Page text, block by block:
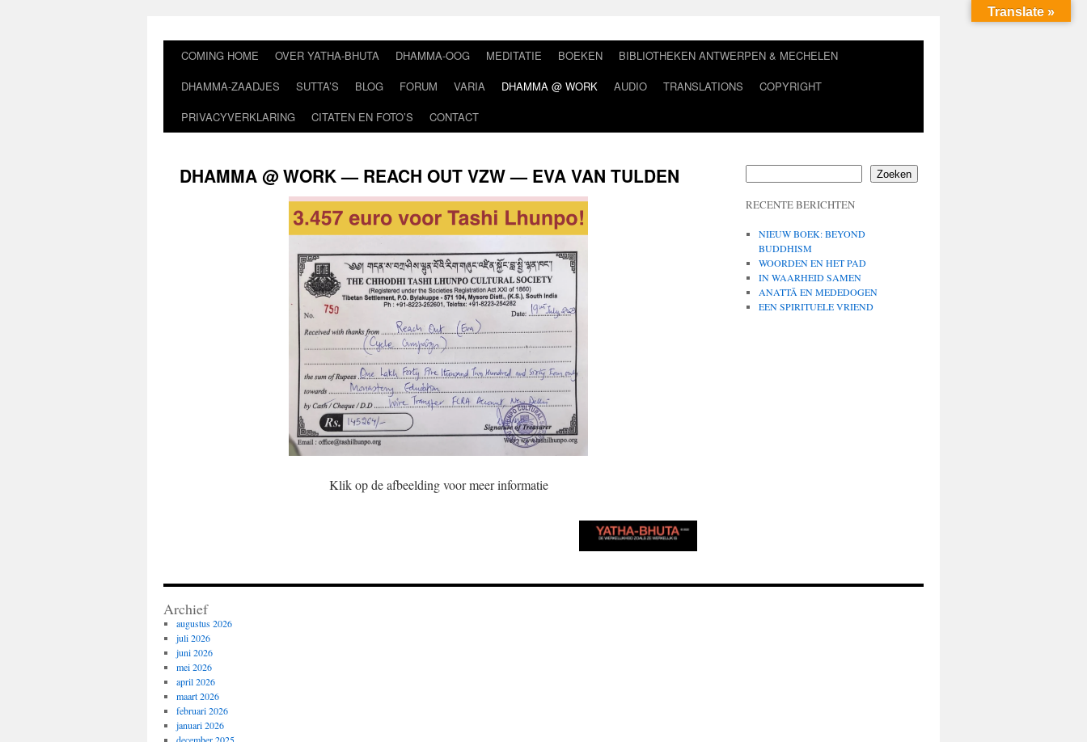
COMING HOME OVER YATHA-BHUTA DHAMMA-OOG MEDITATIE BOEKEN
BIBLIOTHEKEN ANTWERPEN & MECHELEN
DHAMMA-ZAADJES
SUTTA’S BLOG FORUM VARIA DHAMMA @ WORK AUDIO TRANSLATIONS
COPYRIGHT
PRIVACYVERKLARING
CITATEN EN FOTO’S CONTACT
DHAMMA @ WORK — REACH OUT VZW — EVA VAN TULDEN
Klik op de afbeelding voor meer informatie
Zoeken
RECENTE BERICHTEN
NIEUW BOEK: BEYOND
BUDDHISM
WOORDEN EN HET PAD
IN WAARHEID SAMEN
ANATTĀ EN MEDEDOGEN
EEN SPIRITUELE VRIEND
Archief
augustus 2026
juli 2026
juni 2026
mei 2026
april 2026
maart 2026
februari 2026
januari 2026
Translate »